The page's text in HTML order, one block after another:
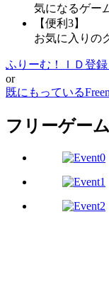
気になるゲー
【便利3】
お気に入りの
ふりーむ！ＩＤ登録
or
既にもっている
フリーゲー